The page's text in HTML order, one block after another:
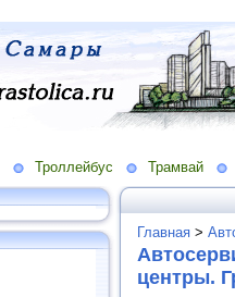
Троллейбус Трамвай
Главная >
центры.